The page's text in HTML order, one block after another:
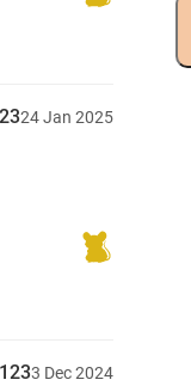
24Jan 2025
3 Dec2024